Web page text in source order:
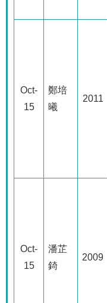
Oct-
15
鄭培
曦
2011
Oct-
15
潘芷
錡
2009